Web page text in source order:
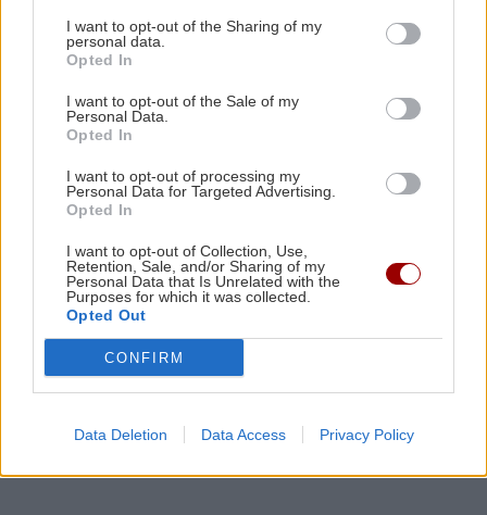
I want to opt-out of the Sharing of my
personal data.
Opted In
I want to opt-out of the Sale of my
Personal Data.
Opted In
I want to opt-out of processing my
Personal Data for Targeted Advertising.
Opted In
I want to opt-out of Collection, Use,
Retention, Sale, and/or Sharing of my
Personal Data that Is Unrelated with the
Purposes for which it was collected.
Opted Out
CONFIRM
Data Deletion Data Access Privacy Policy
06:30
ΚΟΣΜΟΣ
Συναγερμός: Ύποπτα drones πάνω από τη
μυστική υπόγεια βάση με Patriot στη Γερμανία
GOSSIP - LIFESTYLE
Τούνη: «Έβγαλα όλο το βράδυ στο νοσοκομείο
με ορούς και αντιβιώσεις»
00:00
ΣΧΕΣΕΙΣ ΚΑΙ SEX
Ο σύντροφός σου σε κάνει καλύτερο άνθρωπο;
GOSSIP - LIFESTYLE
θαλασσινό νερό
Όλες οι ειδήσεις